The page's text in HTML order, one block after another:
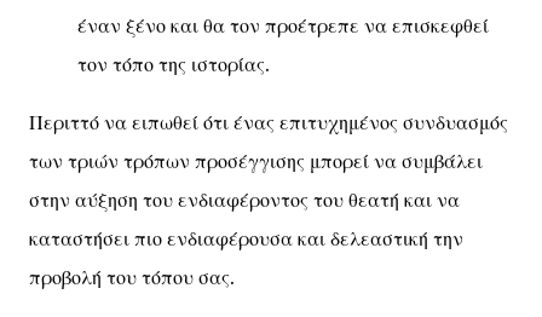
έναν ξένο και θα τον προέτρεπε να επισκεφθεί
τον τόπο της ιστορίας.
Περιττό να ειπωθεί ότι ένας επιτυχημένος συνδυασμός
των τριών τρόπων προσέγγισης μπορεί να συμβάλει
στην αύξηση του ενδιαφέροντος του θεατή και να
καταστήσει πιο ενδιαφέρουσα και δελεαστική την
προβολή του τόπου σας.